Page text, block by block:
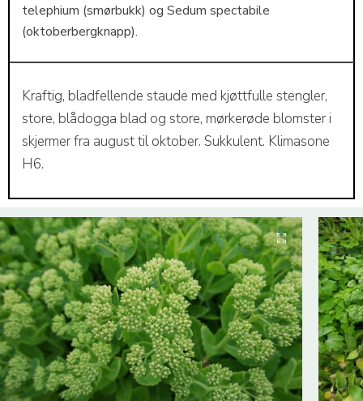
telephium (smørbukk) og Sedum spectabile
(oktoberbergknapp).
Kraftig, bladfellende staude med kjøttfulle stengler,
store, blådogga blad og store, mørkerøde blomster i
skjermer fra august til oktober. Sukkulent. Klimasone
H6.